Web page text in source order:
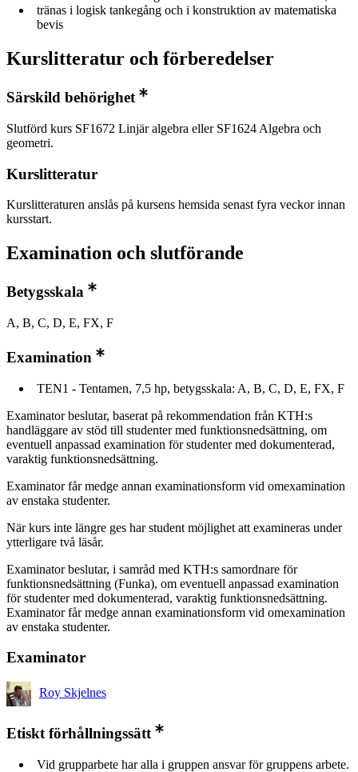
tränas i logisk tankegång och i konstruktion av matematiska
bevis
Kurslitteratur och förberedelser
Särskild behörighet
Slutförd kurs SF1672 Linjär algebra eller SF1624 Algebra och
geometri.
Kurslitteratur
Kurslitteraturen anslås på kursens hemsida senast fyra veckor innan
kursstart.
Examination och slutförande
Betygsskala
A, B, C, D, E, FX, F
Examination
TEN1 - Tentamen, 7,5 hp, betygsskala: A, B, C, D, E, FX, F
Examinator beslutar, baserat på rekommendation från KTH:s
handläggare av stöd till studenter med funktionsnedsättning, om
eventuell anpassad examination för studenter med dokumenterad,
varaktig funktionsnedsättning.
Examinator får medge annan examinationsform vid omexamination
av enstaka studenter.
När kurs inte längre ges har student möjlighet att examineras under
ytterligare två läsår.
Examinator beslutar, i samråd med KTH:s samordnare för
funktionsnedsättning (Funka), om eventuell anpassad examination
för studenter med dokumenterad, varaktig funktionsnedsättning.
Examinator får medge annan examinationsform vid omexamination
av enstaka studenter.
Examinator
Roy Skjelnes
Etiskt förhållningssätt
Vid grupparbete har alla i gruppen ansvar för gruppens arbete.